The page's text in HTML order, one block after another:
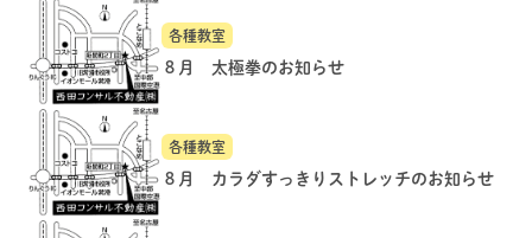
各種教室
８月 太極拳のお知らせ
各種教室
８月 カラダすっきりストレッチのお知らせ